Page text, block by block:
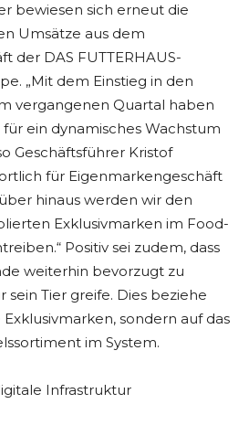
bewiesen sich erneut die
Umsätze aus dem
der DAS FUTTERHAUS-
„Mit dem Einstieg in den
vergangenen Quartal haben
ein dynamisches Wachstum
Geschäftsführer Kristof
für Eigenmarkengeschäft
hinaus werden wir den
Exklusivmarken im Food-
Positiv sei zudem, dass
weiterhin bevorzugt zu
Tier greife. Dies beziehe
sondern auf das
im System.
Infrastruktur